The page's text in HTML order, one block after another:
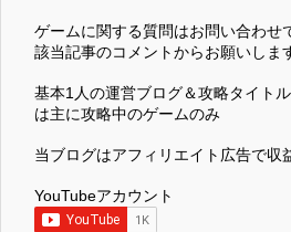
ゲームに関する質問はお問い合わせ
該当記事のコメントからお願いしま
基本1人の運営ブログ＆攻略タイト
は主に攻略中のゲームのみ
当ブログはアフィリエイト広告で収
YouTubeアカウント